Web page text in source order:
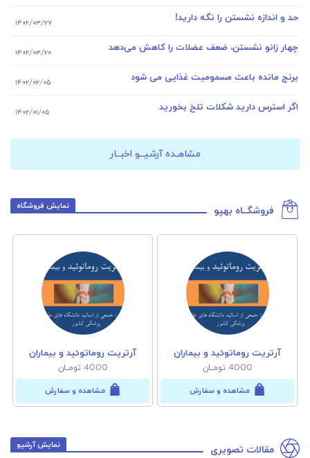
حد و اندازه نشستن را نگه دارید! ۱۴۰۲/۰۳/۲۷
چهار زانو نشستن، ضعف عضلات را کاهش می‌دهد ۱۴۰۲/۰۳/۲۰
برنج مانده باعث مسمومیت غذایی می شود ۱۴۰۲/۰۲/۰۵
اگر استرس دارید شکلات تلخ بخورید ۱۴۰۲/۰۱/۰۵
مشاهـده آرشیــو اخبــار
فروشگــاه بهپو نمایش فروشگاه
آرتریت روماتوئید و بیماران
4000 تومــان
مشاهده و سفارش
آرتریت روماتوئید و بیماران
4000 تومــان
مشاهده و سفارش
مقالات تصویری نمایش آرشیو